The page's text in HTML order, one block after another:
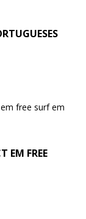
EM FREE